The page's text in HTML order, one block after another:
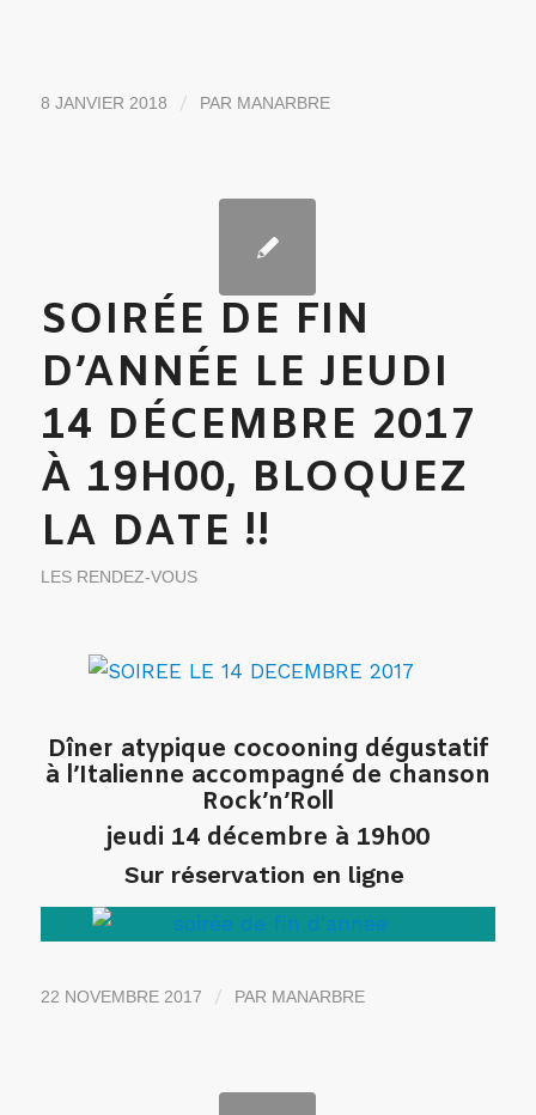
8 JANVIER 2018 / PAR MANARBRE
SOIRÉE DE FIN
D’ANNÉE LE JEUDI
14 DÉCEMBRE 2017
À 19H00, BLOQUEZ
LA DATE !!
LES RENDEZ-VOUS
Dîner atypique cocooning dégustatif
à l’Italienne accompagné de chanson
Rock’n’Roll
jeudi 14 décembre à 19h00
Sur réservation en ligne
22 NOVEMBRE 2017 / PAR MANARBRE